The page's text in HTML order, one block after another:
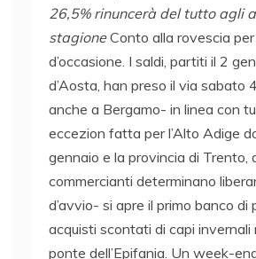
26,5% rinuncerà del tutto agli
stagioneConto alla rovescia
d’occasione. I saldi, partiti il 2
d’Aosta, han preso il via sabato
anche a Bergamo- in linea con
eccezion fatta per l’Alto Adige
gennaio e la provincia di Trento,
commercianti determinano
d’avvio- si apre il primo banco di
acquisti scontati di capi invernali
ponte dell’Epifania. Un week-